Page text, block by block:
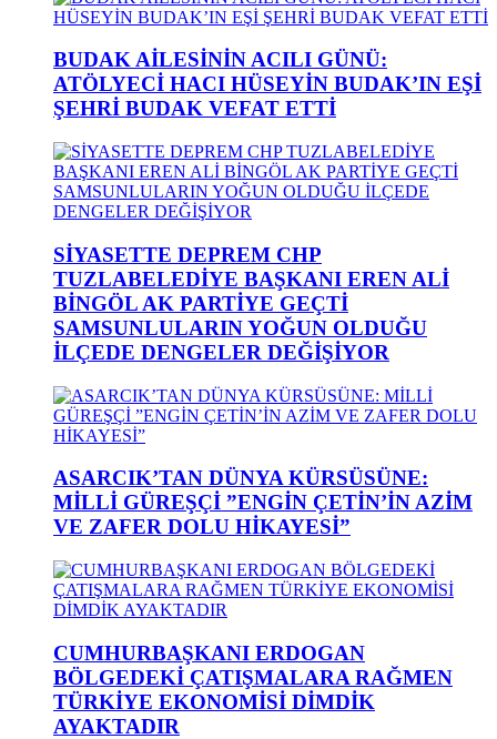
BUDAK AİLESİNİN ACILI GÜNÜ:
ATÖLYECİ HACI HÜSEYİN BUDAK’IN EŞİ
ŞEHRİ BUDAK VEFAT ETTİ
SİYASETTE DEPREM CHP
TUZLABELEDİYE BAŞKANI EREN ALİ
BİNGÖL AK PARTİYE GEÇTİ
SAMSUNLULARIN YOĞUN OLDUĞU
İLÇEDE DENGELER DEĞİŞİYOR
ASARCIK’TAN DÜNYA KÜRSÜSÜNE:
MİLLİ GÜREŞÇİ ”ENGİN ÇETİN’İN AZİM
VE ZAFER DOLU HİKAYESİ”
CUMHURBAŞKANI ERDOGAN
BÖLGEDEKİ ÇATIŞMALARA RAĞMEN
TÜRKİYE EKONOMİSİ DİMDİK
AYAKTADIR